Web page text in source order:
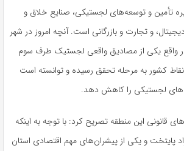
تأمین و توسعه‌های لجستیکی، صنایع خلاق و
و تجارت و بازرگانی است. آنچه امروز در شهر
واقع یکی از مصادیق واقعی لجستیک طرف سوم
کشور به مرحله تحقق رسیده و توانسته است
قانونی این منطقه تصریح کرد: با توجه به اینکه
پایتخت و یکی از پیشران‌های مهم اقتصادی استان